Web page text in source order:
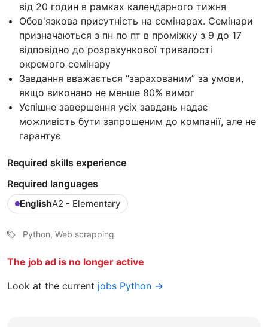
від 20 годин в рамках календарного тижня
Обов'язкова присутність на семінарах. Семінари
призначаються з пн по пт в проміжку з 9 до 17
відповідно до розрахункової тривалості
окремого семінару
Завдання вважається “зарахованим” за умови,
якщо виконано не менше 80% вимог
Успішне завершення усіх завдань надає
можливість бути запрошеним до компанії, але не
гарантує
Required skills experience
Required languages
EnglishA2 - Elementary
Python, Web scrapping
The job ad is no longer active
Look at the current jobs Python →